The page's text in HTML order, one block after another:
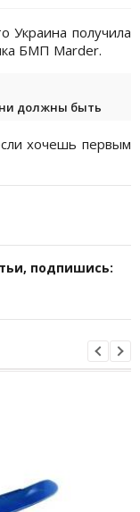
Украина получила
БМП Marder.
должны быть
хочешь первым
подпишись: